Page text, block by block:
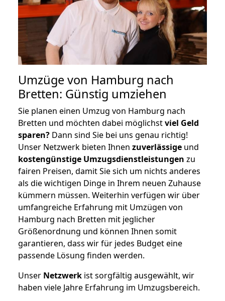
Umzüge von Hamburg nach
Bretten: Günstig umziehen
Sie planen einen Umzug von Hamburg nach
Bretten und möchten dabei möglichstviel Geld
sparen? Dann sind Sie bei uns genau richtig!
Unser Netzwerk bieten Ihnen zuverlässige und
kostengünstige Umzugsdienstleistungen zu
fairen Preisen, damit Sie sich um nichts anderes
als die wichtigen Dinge in Ihrem neuen Zuhause
kümmern müssen. Weiterhin verfügen wir über
umfangreiche Erfahrung mit Umzügen von
Hamburg nach Bretten mit jeglicher
Größenordnung und können Ihnen somit
garantieren, dass wir für jedes Budget eine
passende Lösung finden werden.
Unser Netzwerk ist sorgfältig ausgewählt, wir
haben viele Jahre Erfahrung im Umzugsbereich.